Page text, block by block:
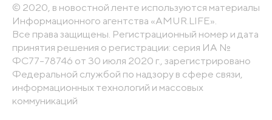
© 2020, в новостной ленте используются материалы
Информационного агентства «AMUR.LIFE».
Все права защищены. Регистрационный номер и дата
принятия решения о регистрации: серия ИА №
ФС77-78746 от 30 июля 2020 г., зарегистрировано
Федеральной службой по надзору в сфере связи,
информационных технологий и массовых
коммуникаций